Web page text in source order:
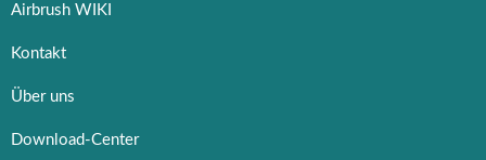
Airbrush WIKI
Kontakt
Über uns
Download-Center